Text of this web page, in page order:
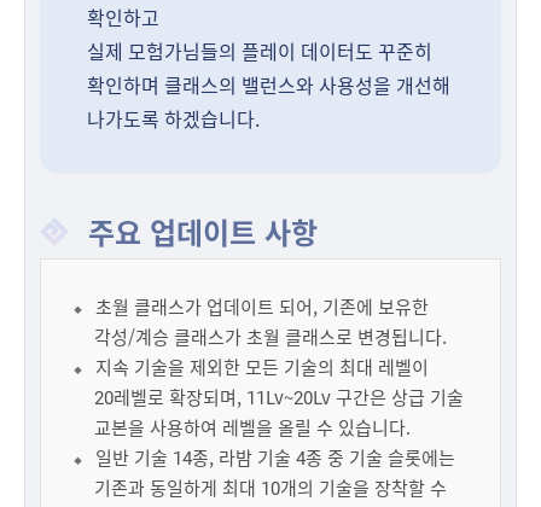
확인하고
실제 모험가님들의 플레이 데이터도 꾸준히
확인하며 클래스의 밸런스와 사용성을 개선해
나가도록 하겠습니다.
주요 업데이트 사항
초월 클래스가 업데이트 되어, 기존에 보유한
각성/계승 클래스가 초월 클래스로 변경됩니다.
지속 기술을 제외한 모든 기술의 최대 레벨이
20레벨로 확장되며, 11Lv~20Lv 구간은 상급 기술
교본을 사용하여 레벨을 올릴 수 있습니다.
일반 기술 14종, 라밤 기술 4종 중 기술 슬롯에는
기존과 동일하게 최대 10개의 기술을 장착할 수